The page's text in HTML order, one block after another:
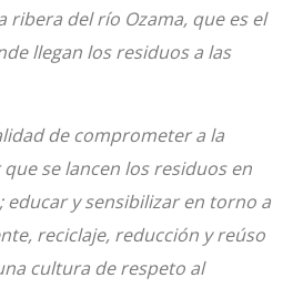
ribera del río Ozama, que es el
llegan los residuos a las
de comprometer a la
se lancen los residuos en
educar y sensibilizar en torno a
reciclaje, reducción y reúso
cultura de respeto al